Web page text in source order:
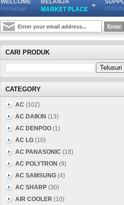
WELCOME
Homepage
BELANJA
MARKET PLACE
CARI PRODUK
CATEGORY
AC (102)
AC DAIKIN (13)
AC DENPOO (1)
AC LG (10)
AC PANASONIC (18)
AC POLYTRON (9)
AC SAMSUNG (4)
AC SHARP (30)
AIR COOLER (10)